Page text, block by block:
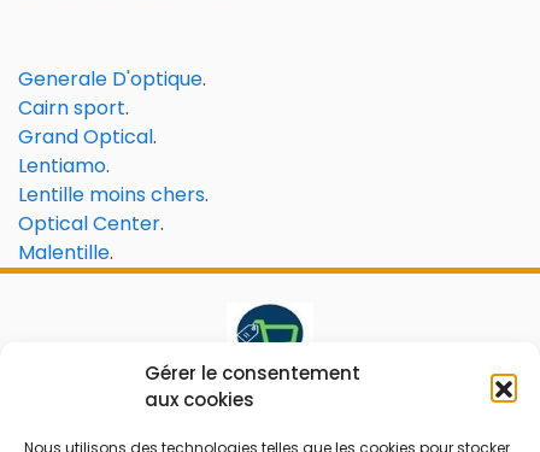
Gérer le consentement
aux cookies
Nous utilisons des technologies telles que les cookies pour stocker
Generale D'optique.
Cairn sport.
Grand Optical.
Lentiamo.
Lentille moins chers.
Optical Center.
Malentille.
Le prix peut être réduit !